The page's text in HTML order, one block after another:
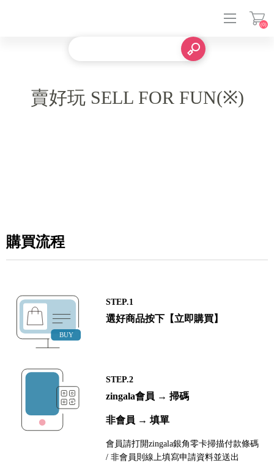
(0)
賣好玩 SELL FOR FUN(※)
購買流程
STEP.1
選好商品按下【立即購買】
STEP.2
zingala會員 → 掃碼
非會員 → 填單
會員請打開zingala銀角零卡掃描付款條碼
/ 非會員則線上填寫申請資料並送出